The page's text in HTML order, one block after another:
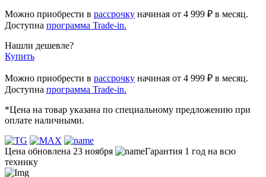
Можно приобрести в рассрочку начиная от 4 999 ₽ в месяц.
Доступна программа Trade-in.
Нашли дешевле?
Купить
Можно приобрести в рассрочку начиная от 4 999 ₽ в месяц.
Доступна программа Trade-in.
*Цена на товар указана по специальному предложению при
оплате наличными.
Цена обновлена 23 ноября
Гарантия 1 год на всю
технику